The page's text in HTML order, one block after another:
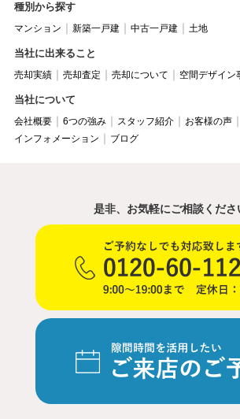
種別から探す
マンション 新築一戸建 中古一戸建 土地
当社に出来ること
売却実績 売却査定 売却について 空間デザイン
当社について
会社概要 6つの強み スタッフ紹介
お客様の声
インフォメーション
ブログ
是非、お気軽にご相談くださ